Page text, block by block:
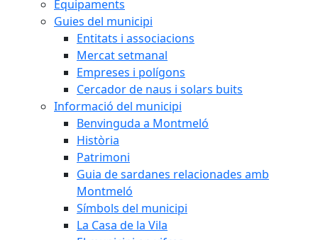
Equipaments
Guies del municipi
Entitats i associacions
Mercat setmanal
Empreses i polígons
Cercador de naus i solars buits
Informació del municipi
Benvinguda a Montmeló
Història
Patrimoni
Guia de sardanes relacionades amb
Montmeló
Símbols del municipi
La Casa de la Vila